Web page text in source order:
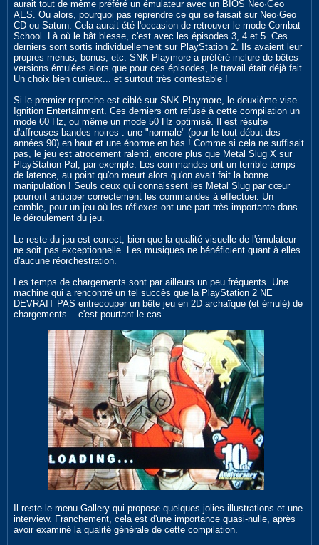
aurait tout de même préféré un émulateur avec un BIOS Neo·Geo
AES. Ou alors, pourquoi pas reprendre ce qui se faisait sur Neo·Geo
CD ou Saturn. Cela aurait été l'occasion de retrouver le mode Combat
School. Là où le bât blesse, c'est avec les épisodes 3, 4 et 5. Ces
derniers sont sortis individuellement sur PlayStation 2. Ils avaient leur
propres menus, bonus, etc. SNK Playmore a préféré inclure de bêtes
versions émulées alors que pour ces épisodes, le travail était déjà fait.
Un choix bien curieux... et surtout très contestable !
Si le premier reproche est ciblé sur SNK Playmore, le deuxième vise
Ignition Entertainment. Ces derniers ont refusé à cette compilation un
mode 60 Hz, ou même un mode 50 Hz optimisé. Il est résulte
d'affreuses bandes noires : une "normale" (pour le tout début des
années 90) en haut et une énorme en bas ! Comme si cela ne suffisait
pas, le jeu est atrocement ralenti, encore plus que Metal Slug X sur
PlayStation Pal, par exemple. Les commandes ont un terrible temps
de latence, au point qu'on meurt alors qu'on avait fait la bonne
manipulation ! Seuls ceux qui connaissent les Metal Slug par cœur
pourront anticiper correctement les commandes à effectuer. Un
comble, pour un jeu où les réflexes ont une part très importante dans
le déroulement du jeu.
Le reste du jeu est correct, bien que la qualité visuelle de l'émulateur
ne soit pas exceptionnelle. Les musiques ne bénéficient quant à elles
d'aucune réorchestration.
Les temps de chargements sont par ailleurs un peu fréquents. Une
machine qui a rencontré un tel succès que la PlayStation 2 NE
DEVRAIT PAS entrecouper un bête jeu en 2D archaïque (et émulé) de
chargements... c'est pourtant le cas.
Il reste le menu Gallery qui propose quelques jolies illustrations et une
interview. Franchement, cela est d'une importance quasi-nulle, après
avoir examiné la qualité générale de cette compilation.